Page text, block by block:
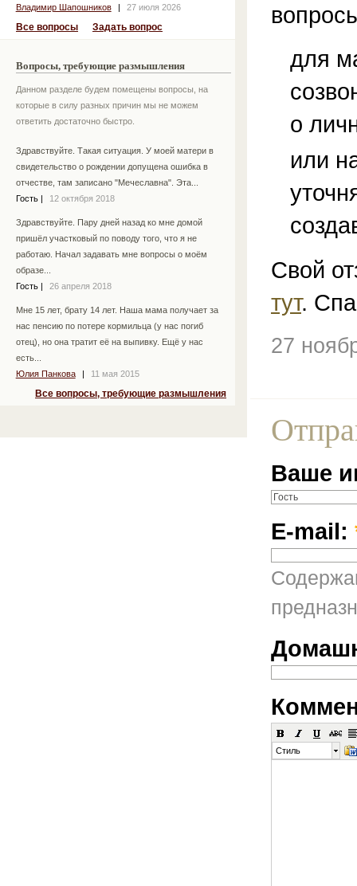
Владимир Шапошников
| 27 июля 2026
Все вопросы Задать вопрос
Вопросы, требующие размышления
Данном разделе будем помещены вопросы, на
которые в силу разных причин мы не можем
ответить достаточно быстро.
Здравствуйте. Такая ситуация. У моей матери в
свидетельство о рождении допущена ошибка в
отчестве, там записано "Мечеславна". Эта...
Гость
12 октября 2018
Здравствуйте. Пару дней назад ко мне домой
пришёл участковый по поводу того, что я не
работаю. Начал задавать мне вопросы о моём
образе...
Гость
26 апреля 2018
Мне 15 лет, брату 14 лет. Наша мама получает за
нас пенсию по потере кормильца (у нас погиб
отец), но она тратит её на выпивку. Ещё у нас
есть...
Юлия Панкова
11 мая 2015
Все вопросы, требующие размышления
для
о
или
Свой
тут.
27
Ваше
E-mail:
Стиль